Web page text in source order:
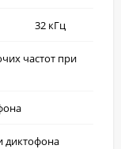
32 кГц
частот при
диктофона